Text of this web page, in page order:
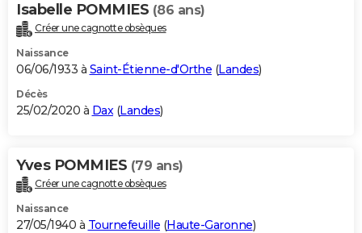
Isabelle POMMIES (86 ans)
Créer une cagnotte obsèques
Naissance
06/06/1933 à Saint-Étienne-d'Orthe (Landes)
Décès
25/02/2020 à Dax(Landes)
Yves POMMIES (79 ans)
Créer une cagnotte obsèques
Naissance
27/05/1940 à Tournefeuille (Haute-Garonne)